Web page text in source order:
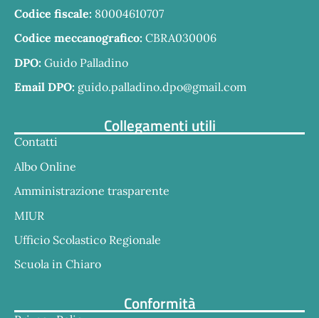
Codice fiscale: 80004610707
Codice meccanografico: CBRA030006
DPO: Guido Palladino
Email DPO: guido.palladino.dpo@gmail.com
Collegamenti utili
Contatti
Albo Online
Amministrazione trasparente
MIUR
Ufficio Scolastico Regionale
Scuola in Chiaro
Conformità